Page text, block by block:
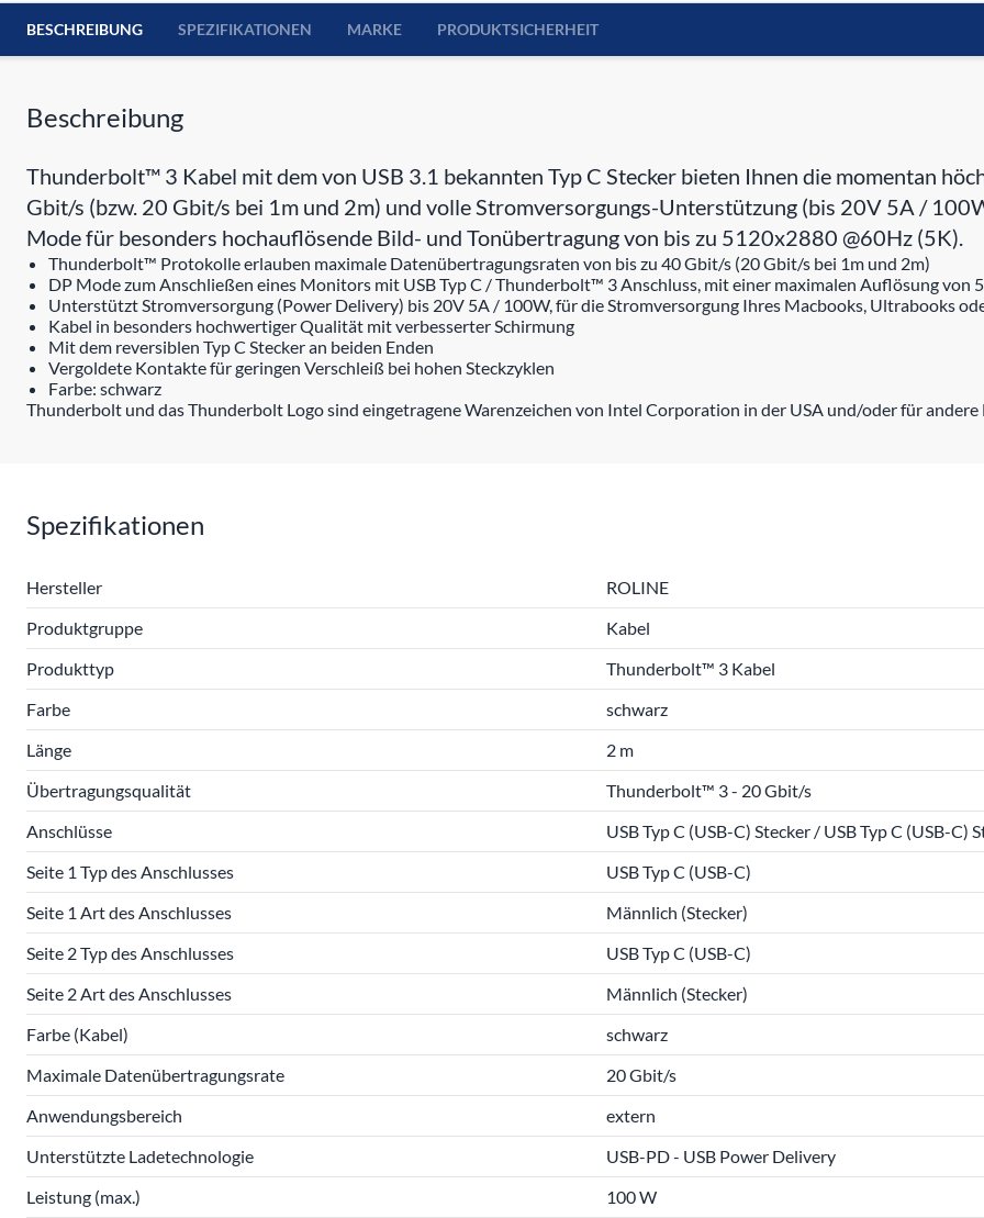
BESCHREIBUNG SPEZIFIKATIONEN MARKE PRODUKTSICHERHEIT
Beschreibung
Thunderbolt™ 3 Kabel mit dem von USB 3.1 bekannten Typ C Stecker bieten Ihnen die momentan
Gbit/s (bzw. 20 Gbit/s bei 1m und 2m) und volle Stromversorgungs-Unterstützung (bis 20V 5A /
Mode für besonders hochauflösende Bild- und Tonübertragung von bis zu 5120x2880 @60Hz (5K).
Thunderbolt™ Protokolle erlauben maximale Datenübertragungsraten von bis zu 40 Gbit/s (20 Gbit/s bei 1m und 2m)
DP Mode zum Anschließen eines Monitors mit USB Typ C / Thunderbolt™ 3 Anschluss, mit einer maximalen Auflösung von
Unterstützt Stromversorgung (Power Delivery) bis 20V 5A / 100W, für die Stromversorgung Ihres Macbooks, Ultrabooks
Kabel in besonders hochwertiger Qualität mit verbesserter Schirmung
Mit dem reversiblen Typ C Stecker an beiden Enden
Vergoldete Kontakte für geringen Verschleiß bei hohen Steckzyklen
Farbe: schwarz
Thunderbolt und das Thunderbolt Logo sind eingetragene Warenzeichen von Intel Corporation in der USA und/oder für andere
Spezifikationen
Hersteller
ROLINE
Produktgruppe
Kabel
Produkttyp
Thunderbolt™ 3 Kabel
Farbe
schwarz
Länge
2 m
Übertragungsqualität
Thunderbolt™ 3 - 20 Gbit/s
Anschlüsse
USB Typ C (USB-C) Stecker / USB Typ C (USB-C)
Seite 1 Typ des Anschlusses
USB Typ C (USB-C)
Seite 1 Art des Anschlusses
Männlich (Stecker)
Seite 2 Typ des Anschlusses
USB Typ C (USB-C)
Seite 2 Art des Anschlusses
Männlich (Stecker)
Farbe (Kabel)
schwarz
Maximale Datenübertragungsrate
20 Gbit/s
Anwendungsbereich
extern
Unterstützte Ladetechnologie
USB-PD - USB Power Delivery
Leistung (max.)
100 W